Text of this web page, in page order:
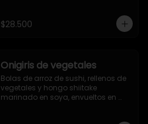
$28.500
Onigiris de vegetales
Bolas de arroz de sushi, rellenos de
vegetales y hongo shiitake
marinado en soya, envueltos en